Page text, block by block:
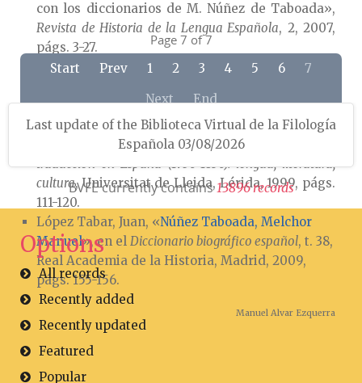
con los diccionarios de M. Núñez de Taboada»,
Revista de Historia de la Lengua Española, 2, 2007,
págs. 3-27.
García Bascuñana, Juan F., «De Gattel y B.
torno a ciertos aspectos y procedimientos de la
lexicografía bilingüe francés-español entre 1790
y 1812», en Mariano Lafarga Maduell (coord.),
traducción en España (1750-1830): lengua, literatura,
cultura, Universitat de Lleida, Lérida, 1999, págs.
111-120.
López Tabar, Juan, «Núñez Taboada, Melchor
Manuel», en el Diccionario biográfico español, t. 38,
Real Academia de la Historia, Madrid, 2009,
págs. 155-156.
Manuel Alvar Ezquerra
Page 7 of 7
Start Prev 1 2 3 4 5 6
7
Next
End
Last update of the Biblioteca Virtual de la Filología
Española 03/08/2026
BVFE currently contains13896records
Options
All records
Recently added
Recently updated
Featured
Popular